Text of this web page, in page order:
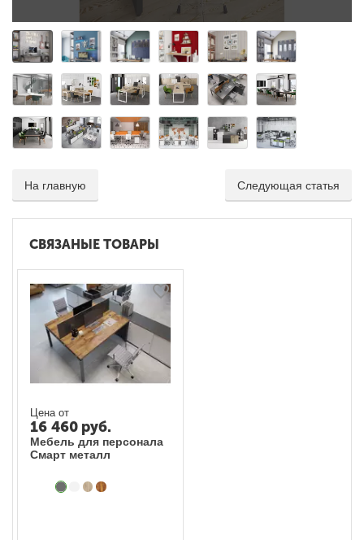
На главную Следующая статья
СВЯЗАНЫЕ ТОВАРЫ
Цена от
16 460 руб.
Мебель для персонала
Смарт металл